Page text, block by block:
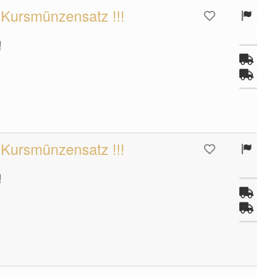
!!!
!!!